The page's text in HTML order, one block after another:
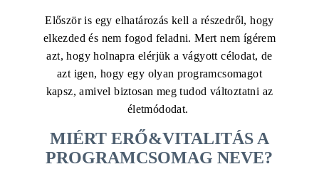
Először is egy elhatározás kell a részedről, hogy
elkezded és nem fogod feladni. Mert nem ígérem
azt, hogy holnapra elérjük a vágyott célodat, de
azt igen, hogy egy olyan programcsomagot
kapsz, amivel biztosan meg tudod változtatni az
életmódodat.
MIÉRT ERŐ&VITALITÁS A
PROGRAMCSOMAG NEVE?